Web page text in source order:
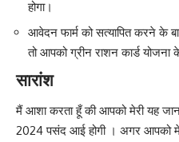
होगा।
आवेदन फार्म को सत्यापित करने के
तो आपको ग्रीन राशन कार्ड योजना
सारांश
मैं आशा करता हूँ की आपको मेरी यह
2024 पसंद आई होगी । अगर आपको